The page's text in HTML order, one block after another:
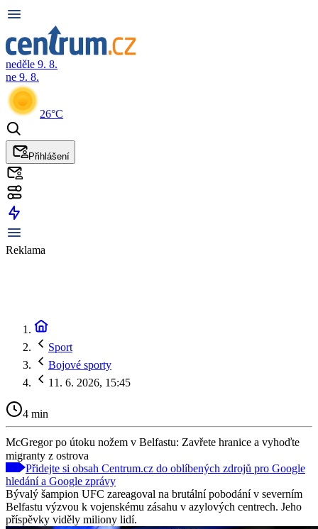
neděle 9. 8.
ne 9. 8.
26°C
Přihlášení
Reklama
Sport
Bojové sporty
11. 6. 2026, 15:45
4 min
McGregor po útoku nožem v Belfastu: Zavřete hranice a vyhoďte
migranty z ostrova
Přidejte si obsah Centrum.cz do oblíbených zdrojů pro Google
hledání a Google zprávy
Bývalý šampion UFC zareagoval na brutální pobodání v severním
Belfastu výzvou k vojenskému zásahu v azylových centrech. Jeho
příspěvky viděly miliony lidí.